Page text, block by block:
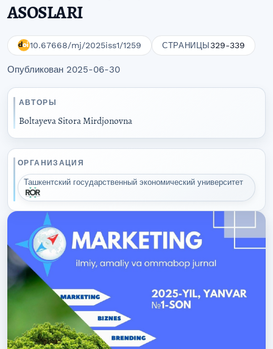
ASOSLARI
10.67668/mj/2025iss1/1259 СТРАНИЦЫ329-339
Опубликован 2025-06-30
АВТОРЫ
Boltayeva Sitora Mirdjonovna
ОРГАНИЗАЦИЯ
Ташкентский государственный экономический университет